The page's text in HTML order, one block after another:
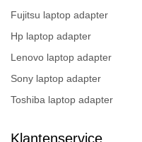
Fujitsu laptop adapter
Hp laptop adapter
Lenovo laptop adapter
Sony laptop adapter
Toshiba laptop adapter
Klantenservice